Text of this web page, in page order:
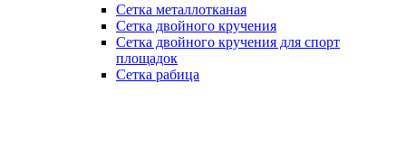
Сетка металлотканая
Сетка двойного кручения
Сетка двойного кручения для спорт
площадок
Сетка рабица